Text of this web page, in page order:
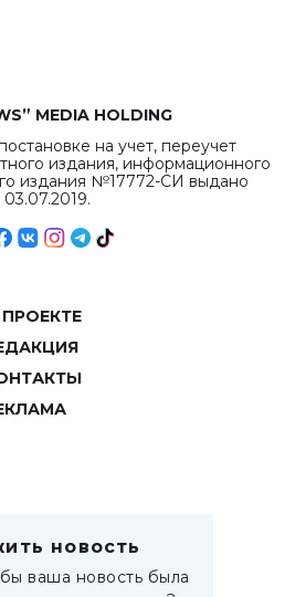
MEDIA HOLDING
на учет, переучет
издания, информационного
издания №17772-СИ выдано
03.07.2019.
новость
ваша новость была